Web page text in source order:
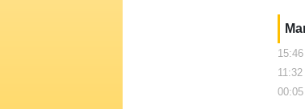
15:46
11:32
00:05